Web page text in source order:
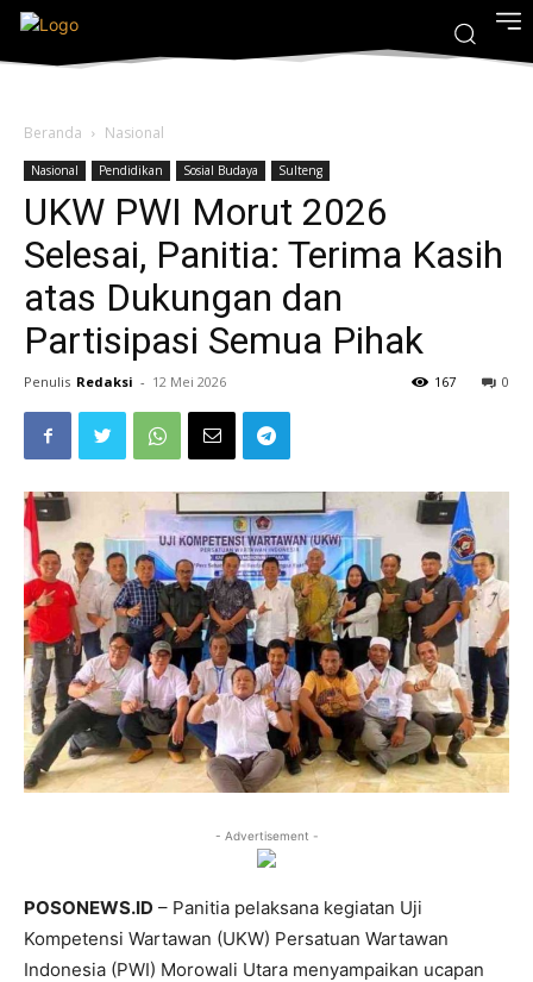
Beranda Nasional
Nasional Pendidikan Sosial Budaya Sulteng
UKW PWI Morut 2026
Selesai, Panitia: Terima Kasih
atas Dukungan dan
Partisipasi Semua Pihak
Penulis Redaksi - 12 Mei 2026 0
167
- Advertisement -
POSONEWS.ID – Panitia pelaksana kegiatan Uji
Kompetensi Wartawan (UKW) Persatuan Wartawan
Indonesia (PWI) Morowali Utara menyampaikan ucapan